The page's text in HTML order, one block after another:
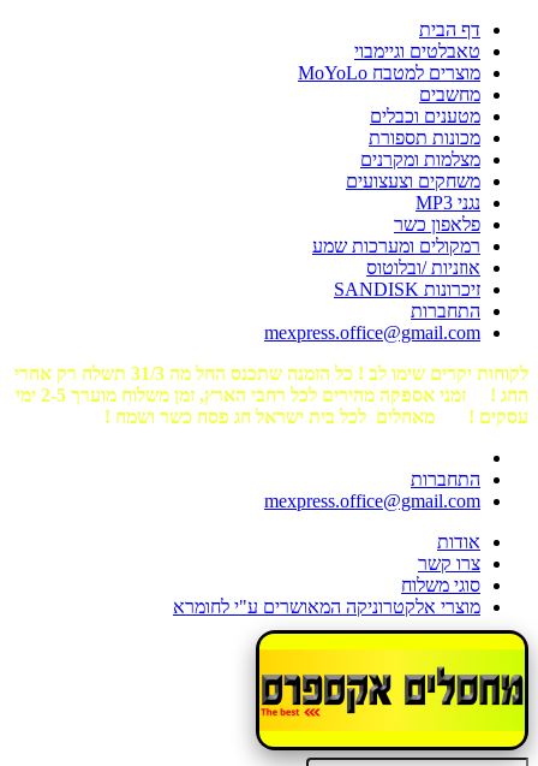
דף הבית
טאבלטים וגיימבוי
מוצרים למטבח MoYoLo
מחשבים
מטענים וכבלים
מכונות תספורת
מצלמות ומקרנים
משחקים וצעצועים
נגני MP3
פלאפון כשר
רמקולים ומערכות שמע
אוזניות /ובלוטוס
זיכרונות SANDISK
התחברות
mexpress.office@gmail.com
לקוחות יקרים שימו לב ! כל הזמנה שתכנס החל מה 31/3 תשלח רק אחרי
החג ! זמני אספקה מהירים לכל רחבי הארץ, זמן משלוח מוערך 2-5 ימי
עסקים ! מאחלים לכל בית ישראל חג פסח כשר ושמח !
התחברות
mexpress.office@gmail.com
אודות
צרו קשר
סוגי משלוח
מוצרי אלקטרוניקה המאושרים ע"י לחומרא